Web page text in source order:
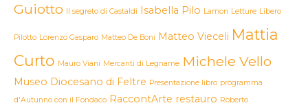
Guiotto Il segreto di Castaldi Isabella Pilo Lamon Letture Libero
Pilotto Lorenzo Gasparo Matteo De Boni Matteo Vieceli Mattia
Curto Mauro Viani Mercanti di Legname Michele Vello
Museo Diocesano di Feltre Presentazione libro programma
d'Autunno con il Fondaco RaccontArte restauro Roberto